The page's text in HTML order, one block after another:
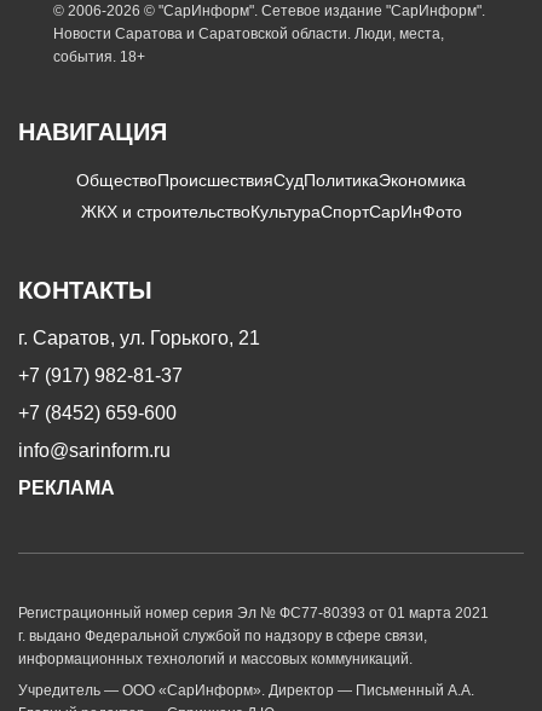
© 2006-2026 © "СарИнформ". Сетевое издание "СарИнформ".
Новости Саратова и Саратовской области. Люди, места,
события. 18+
НАВИГАЦИЯ
ОбществоПроисшествияСудПолитикаЭкономика
ЖКХ и строительствоКультураСпортСарИнФото
КОНТАКТЫ
г. Саратов, ул. Горького, 21
+7 (917) 982-81-37
+7 (8452) 659-600
info@sarinform.ru
РЕКЛАМА
Регистрационный номер серия Эл № ФС77-80393 от 01 марта 2021
г. выдано Федеральной службой по надзору в сфере связи,
информационных технологий и массовых коммуникаций.
Учредитель — ООО «СарИнформ». Директор — Письменный А.А.